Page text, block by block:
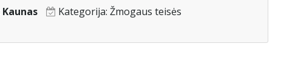
Kaunas Kategorija: Žmogaus teisės